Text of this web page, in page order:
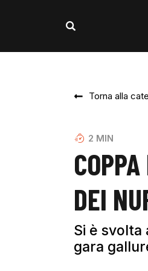
Torna alla
2 MIN
DEI
Si è svolta
gara